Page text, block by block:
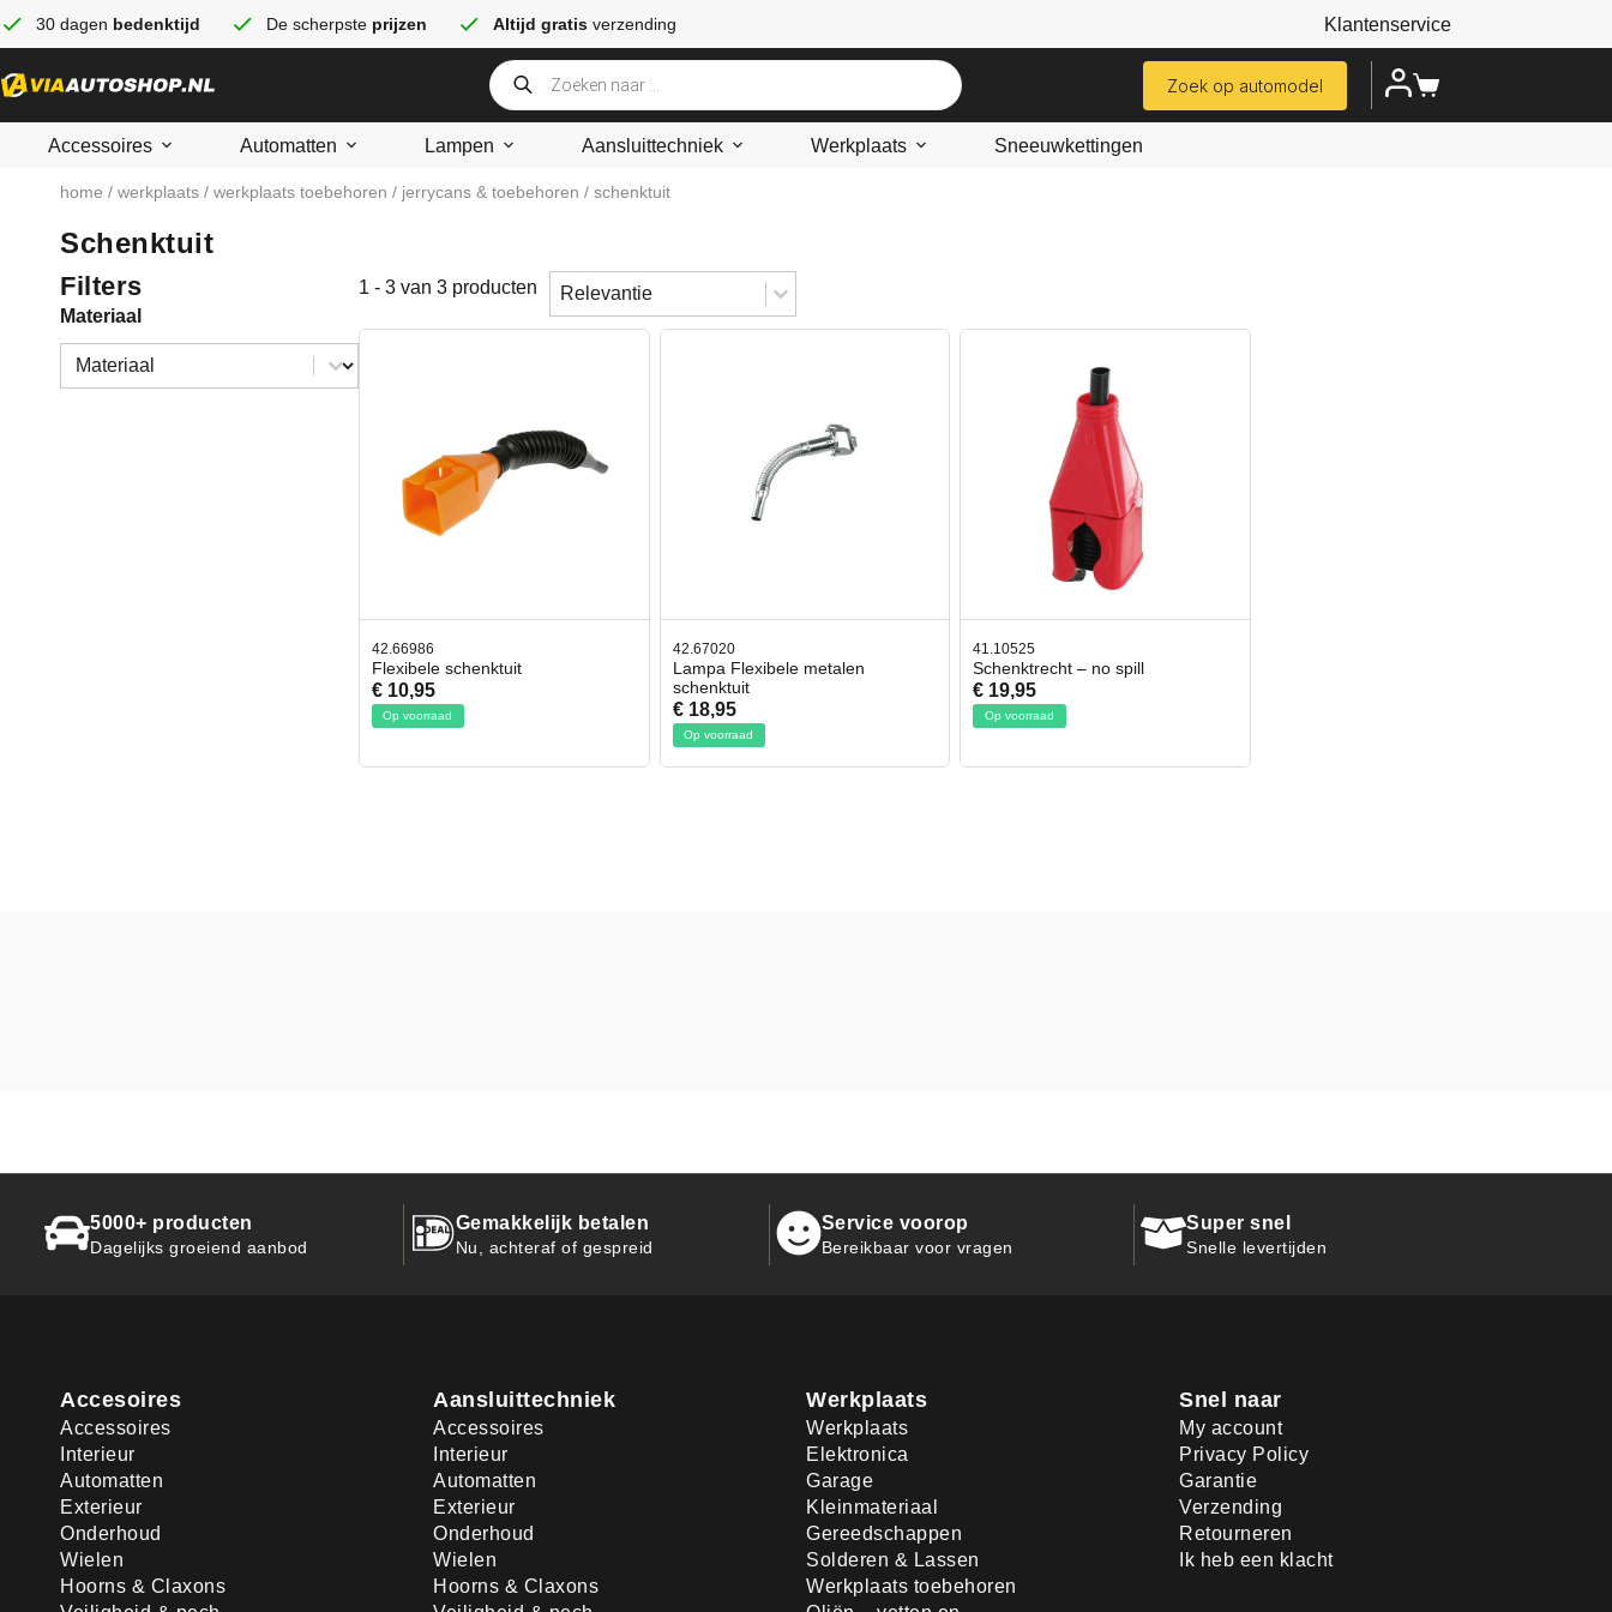
30 dagen bedenktijd De scherpste prijzen Altijd gratis verzending Klantenservice
Zoek op automodel
Accessoires Automatten Lampen Aansluittechniek Werkplaats Sneeuwkettingen
home / werkplaats / werkplaats toebehoren / jerrycans & toebehoren / schenktuit
Schenktuit
Filters
Materiaal
Materiaal
Materiaal
1 - 3 van 3 producten Sorteren
Sort content
Sort content
42.66986
Flexibele schenktuit
€ 10,95
Op voorraad
42.67020
Lampa Flexibele metalen
schenktuit
€ 18,95
Op voorraad
41.10525
Schenktrecht – no spill
€ 19,95
Op voorraad
5000+ producten
Dagelijks groeiend aanbod
Gemakkelijk betalen
Nu, achteraf of gespreid
Service voorop
Bereikbaar voor vragen
Super snel
Snelle levertijden
Accesoires
Accessoires
Interieur
Automatten
Exterieur
Onderhoud
Wielen
Hoorns & Claxons
Aansluittechniek
Accessoires
Interieur
Automatten
Exterieur
Onderhoud
Wielen
Hoorns & Claxons
Werkplaats
Werkplaats
Elektronica
Garage
Kleinmateriaal
Gereedschappen
Solderen & Lassen
Werkplaats toebehoren
Snel naar
My account
Privacy Policy
Garantie
Verzending
Retourneren
Ik heb een klacht